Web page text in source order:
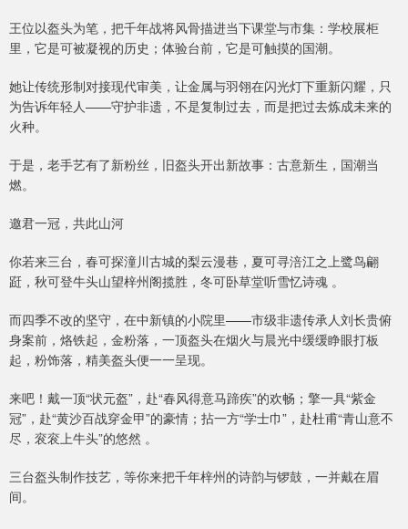
王位以盔头为笔，把千年战将风骨描进当下课堂与市集：学校展柜
里，它是可被凝视的历史；体验台前，它是可触摸的国潮。
她让传统形制对接现代审美，让金属与羽翎在闪光灯下重新闪耀，只
为告诉年轻人——守护非遗，不是复制过去，而是把过去炼成未来的
火种。
于是，老手艺有了新粉丝，旧盔头开出新故事：古意新生，国潮当
燃。
邀君一冠，共此山河
你若来三台，春可探潼川古城的梨云漫巷，夏可寻涪江之上鹭鸟翩
跹，秋可登牛头山望梓州阁揽胜，冬可卧草堂听雪忆诗魂 。
而四季不改的坚守，在中新镇的小院里——市级非遗传承人刘长贵俯
身案前，烙铁起，金粉落，一顶盔头在烟火与晨光中缓缓睁眼打板
起，粉饰落，精美盔头便一一呈现。
来吧！戴一顶“状元盔”，赴“春风得意马蹄疾”的欢畅；擎一具“紫金
冠”，赴“黄沙百战穿金甲”的豪情；拈一方“学士巾”，赴杜甫“青山意不
尽，衮衮上牛头”的悠然 。
三台盔头制作技艺，等你来把千年梓州的诗韵与锣鼓，一并戴在眉
间。